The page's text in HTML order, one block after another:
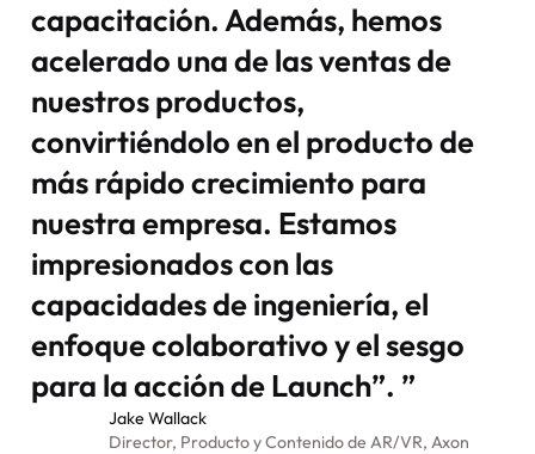
capacitación. Además, hemos
acelerado una de las ventas de
nuestros productos,
convirtiéndolo en el producto de
más rápido crecimiento para
nuestra empresa. Estamos
impresionados con las
capacidades de ingeniería, el
enfoque colaborativo y el sesgo
para la acción de Launch”. ”
Jake Wallack
Director, Producto y Contenido de AR/VR, Axon